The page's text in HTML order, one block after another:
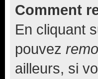
Comment
En cliquant
pouvez
ailleurs, si